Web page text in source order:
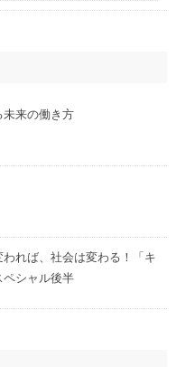
未来の働き方
われば、社会は変わる！「キ
ペシャル後半